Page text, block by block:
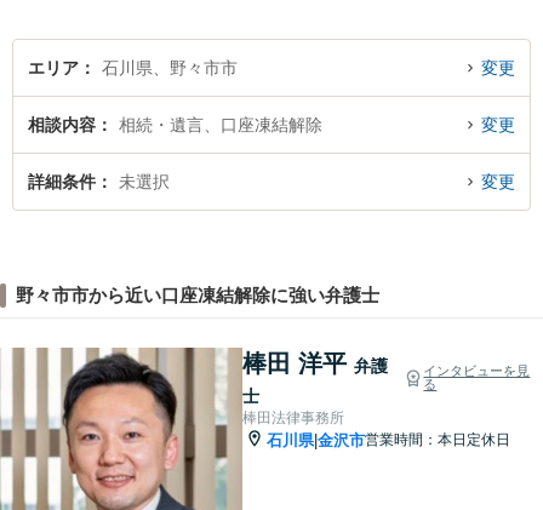
室】
エリア 石川県、野々市市 変更
相談内容 相続・遺言、口座凍結解除 変更
詳細条件 未選択 変更
野々市市から近い口座凍結解除に強い弁護士
棒田 洋平 弁護
士
インタビューを見
る
棒田法律事務所
石川県|金沢市営業時間：本日定休日